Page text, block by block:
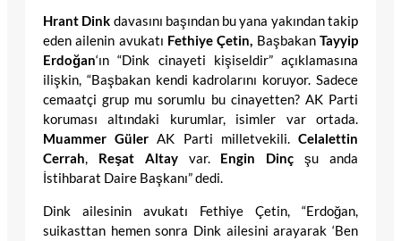
Hrant Dink davasını başından bu yana yakından takip
eden ailenin avukatı Fethiye Çetin, BaşbakanTayyip
Erdoğan‘ın “Dink cinayeti kişiseldir” açıklamasına
ilişkin, “Başbakan kendi kadrolarını koruyor. Sadece
cemaatçi grup mu sorumlu bu cinayetten? AK Parti
koruması altındaki kurumlar, isimler var ortada.
Muammer Güler AK Parti milletvekili.Celalettin
Cerrah, Reşat Altayvar. Engin Dinç şu anda
İstihbarat Daire Başkanı” dedi.
Dink ailesinin avukatı Fethiye Çetin, “Erdoğan,
suikasttan hemen sonra Dink ailesini arayarak ‘Ben